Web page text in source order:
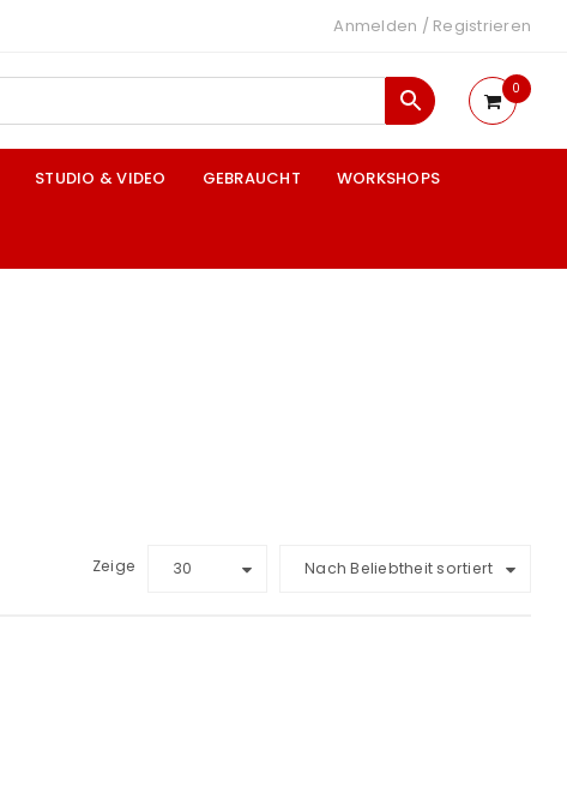
Anmelden / Registrieren
0
STUDIO & VIDEO GEBRAUCHT WORKSHOPS
Nach Beliebtheit sortiert
Zeige 30